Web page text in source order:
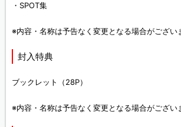
・SPOT集
※内容・名称は予告なく変更となる場合がござい
封入特典
ブックレット（28P）
※内容・名称は予告なく変更となる場合がござい